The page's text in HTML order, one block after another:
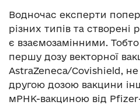
Водночас експерти
різних типів та
є взаємозамінними.
першу дозу векторної
AstraZeneca/Covishield,
другою дозою вакцини
мРНК-вакциною від